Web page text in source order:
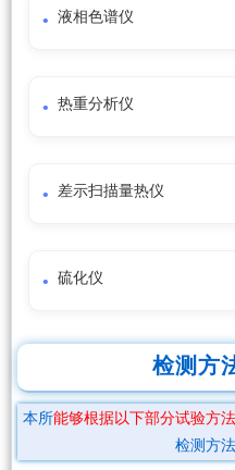
液相色谱仪
热重分析仪
差示扫描量热仪
硫化仪
检测方
本所能够根据以下部分试验方法
检测方